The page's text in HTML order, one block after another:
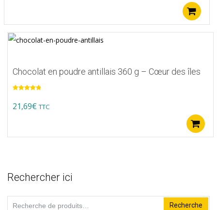
Chocolat en poudre antillais 360 g – Cœur des îles
sur 5
21,69€ TTC
Rechercher ici
Recherche
Recherche